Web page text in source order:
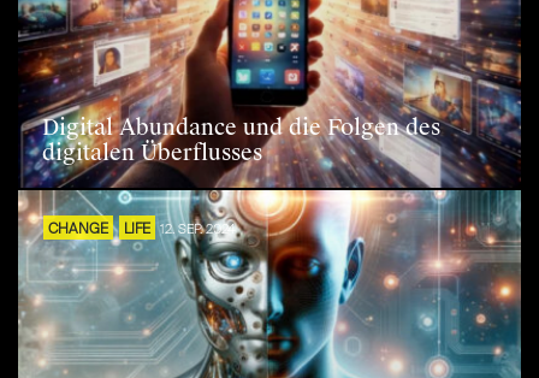
Digital Abundance und die Folgen des
digitalen Überflusses
CHANGE LIFE 12. SEP. 2024